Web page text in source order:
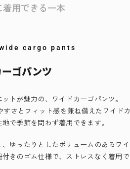
着用できる一本
cargo pants
ゴパンツ
トが魅力の、ワイドカーゴパンツ。
さとフィット感を兼ね備えたワイドカ
で季節を問わず着用できます。
ゆったりとしたボリュームのあるワイ
きのゴム仕様で、ストレスなく着用で